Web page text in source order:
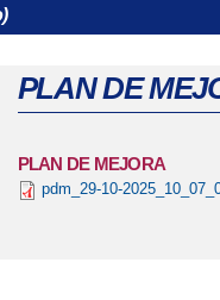
PLAN DE
PLAN DE MEJORA
pdm_29-10-